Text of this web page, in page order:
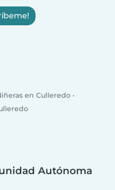
en Culleredo
Autónoma